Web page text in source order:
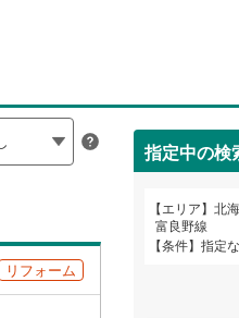
リフォーム
指定中の検
エリア
北
富良野線
条件
指定
口
旭川市(27)
帯広市(40)
岩見沢市 (20
苫小牧市(12
函館市電宝来
（0） 太陽光発電
1）
見る
見る